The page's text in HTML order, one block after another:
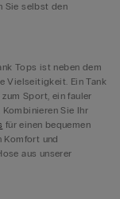
Sie selbst den
Tops ist neben dem
Vielseitigkeit. Ein Tank
Sport, ein fauler
Sie Ihr
für einen bequemen
Komfort und
aus unserer